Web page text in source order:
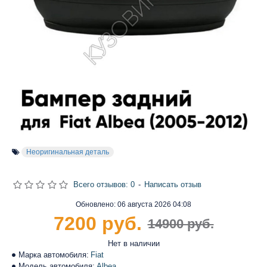
Неоригинальная деталь
Марка автомобиля: Fiat
Обновлено: 06 августа 2026 04:08
Нет в наличии
Всего отзывов: 0 - Написать отзыв
14900 руб.
7200 руб.